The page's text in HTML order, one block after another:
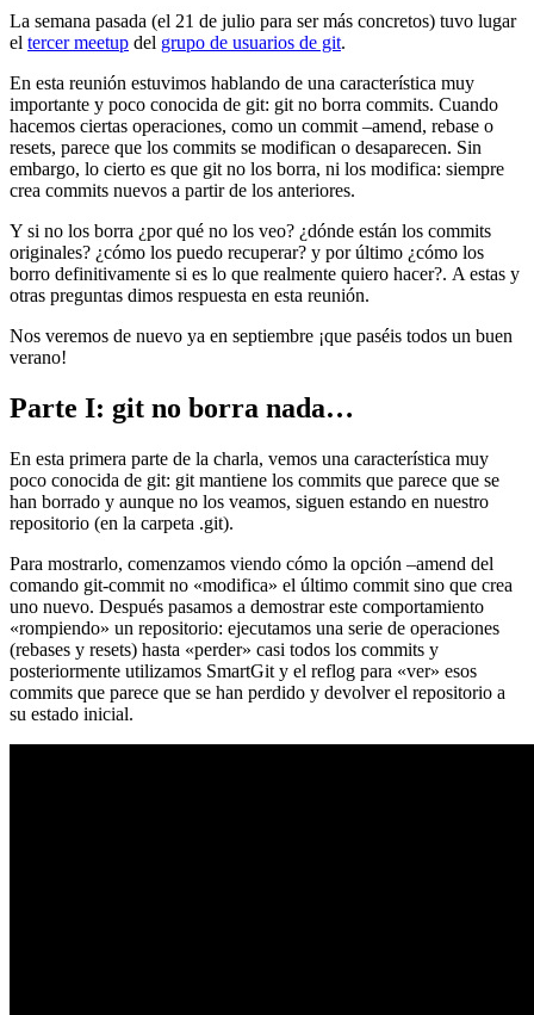
La semana pasada (el 21 de julio para ser más concretos) tuvo lugar
el tercer meetup del grupo de usuarios de git.
En esta reunión estuvimos hablando de una característica muy
importante y poco conocida de git: git no borra commits. Cuando
hacemos ciertas operaciones, como un commit –amend, rebase o
resets, parece que los commits se modifican o desaparecen. Sin
embargo, lo cierto es que git no los borra, ni los modifica: siempre
crea commits nuevos a partir de los anteriores.
Y si no los borra ¿por qué no los veo? ¿dónde están los commits
originales? ¿cómo los puedo recuperar? y por último ¿cómo los
borro definitivamente si es lo que realmente quiero hacer?. A estas y
otras preguntas dimos respuesta en esta reunión.
Nos veremos de nuevo ya en septiembre ¡que paséis todos un buen
verano!
Parte I: git no borra nada…
En esta primera parte de la charla, vemos una característica muy
poco conocida de git: git mantiene los commits que parece que se
han borrado y aunque no los veamos, siguen estando en nuestro
repositorio (en la carpeta .git).
Para mostrarlo, comenzamos viendo cómo la opción –amend del
comando git-commit no «modifica» el último commit sino que crea
uno nuevo. Después pasamos a demostrar este comportamiento
«rompiendo» un repositorio: ejecutamos una serie de operaciones
(rebases y resets) hasta «perder» casi todos los commits y
posteriormente utilizamos SmartGit y el reflog para «ver» esos
commits que parece que se han perdido y devolver el repositorio a
su estado inicial.